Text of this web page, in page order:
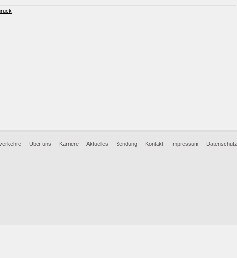
Über uns Karriere Aktuelles Sendung Kontakt Impressum Datenschutz